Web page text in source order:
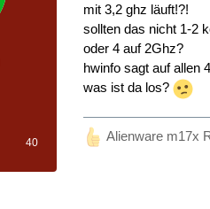
40
mit 3,2 ghz läuft!?!
sollten das nicht 1-2
oder 4 auf 2Ghz?
hwinfo sagt auf allen
was ist da los?
Alienware m17x